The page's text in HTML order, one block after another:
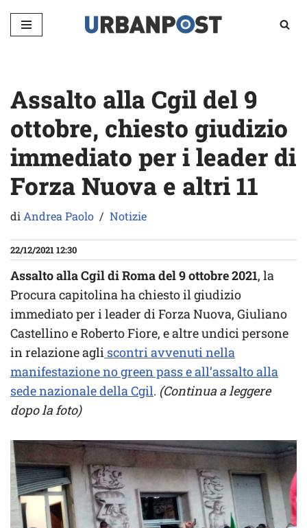
Vai
Assalto alla Cgil del 9
ottobre, chiesto giudizio
immediato per i leader di
Forza Nuova e altri 11
diAndrea Paolo Notizie
22/12/2021 12:30
Assalto alla Cgil di Roma del 9 ottobre 2021, la
Procura capitolina ha chiesto il giudizio
immediato per i leader di Forza Nuova, Giuliano
Castellino e Roberto Fiore, e altre undici persone
in relazione agli scontri avvenuti nella
manifestazione no green pass e all’assalto alla
sede nazionale della Cgil. (Continua a leggere
dopo la foto)